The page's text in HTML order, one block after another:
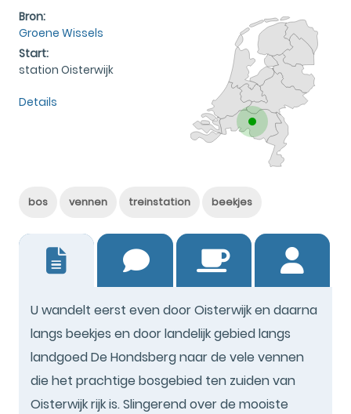
Bron:
Groene Wissels
Start:
station Oisterwijk
Details
bos vennen treinstation beekjes
U wandelt eerst even door Oisterwijk en daarna
langs beekjes en door landelijk gebied langs
landgoed De Hondsberg naar de vele vennen
die het prachtige bosgebied ten zuiden van
Oisterwijk rijk is. Slingerend over de mooiste